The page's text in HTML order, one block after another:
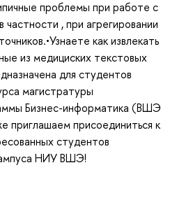
проблемы при работе с
, при агрегировании
как извлекать
из медициских текстовых
для студентов
магистратуры
Бизнес-информатика (ВШЭ
приглашаем присоединиться к
студентов
НИУ ВШЭ!